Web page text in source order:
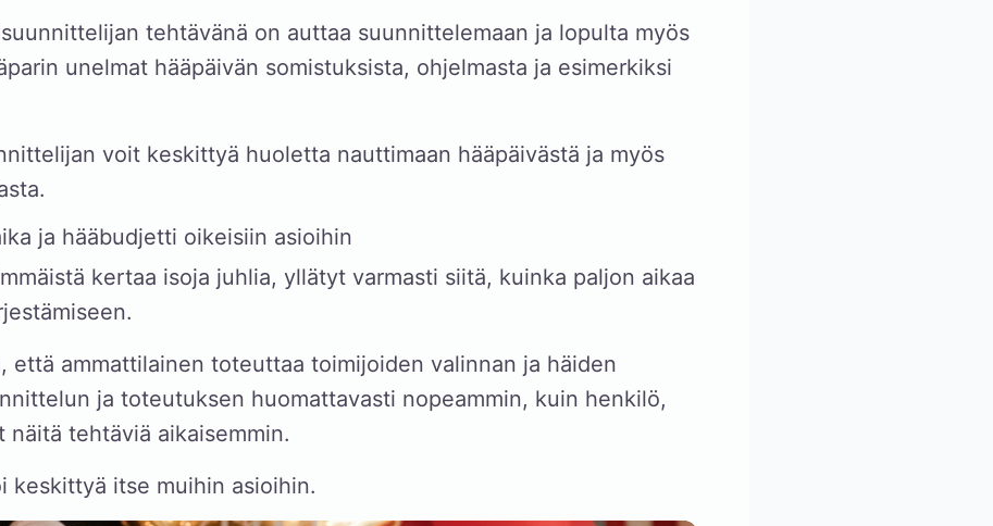
tehtävänä on auttaa suunnittelemaan ja lopulta myös
unelmat hääpäivän somistuksista, ohjelmasta ja esimerkiksi
voit keskittyä huoletta nauttimaan hääpäivästä ja myös
ja hääbudjetti oikeisiin asioihin
kertaa isoja juhlia, yllätyt varmasti siitä, kuinka paljon aikaa
että ammattilainen toteuttaa toimijoiden valinnan ja häiden
ja toteutuksen huomattavasti nopeammin, kuin henkilö,
tehtäviä aikaisemmin.
keskittyä itse muihin asioihin.